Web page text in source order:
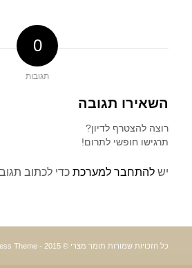
0
תגובות
השאירו תגובה
רוצה להצטרף לדיון?
תרגישו חופשי לתרום!
יש להתחבר למערכתכדי לכתוב
כל הזכויות שמורות תומר מצרי © 2015 - Theme